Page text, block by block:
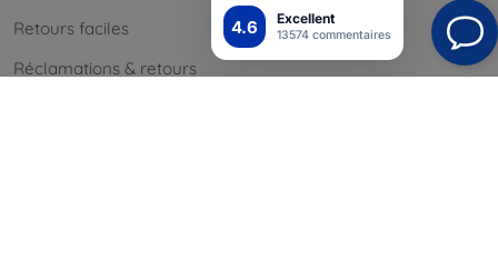
4.6 Excellent
13574 commentaires
Retours faciles
Réclamations & retours